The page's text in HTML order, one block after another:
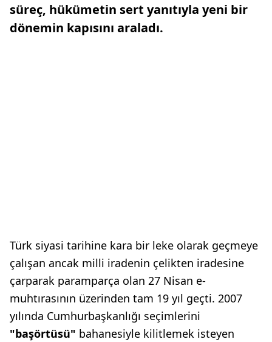
süreç, hükümetin sert yanıtıyla yeni bir
dönemin kapısını araladı.
Türk siyasi tarihine kara bir leke olarak geçmeye
çalışan ancak milli iradenin çelikten iradesine
çarparak paramparça olan 27 Nisan e-
muhtırasının üzerinden tam 19 yıl geçti. 2007
yılında Cumhurbaşkanlığı seçimlerini
"başörtüsü" bahanesiyle kilitlemek isteyen